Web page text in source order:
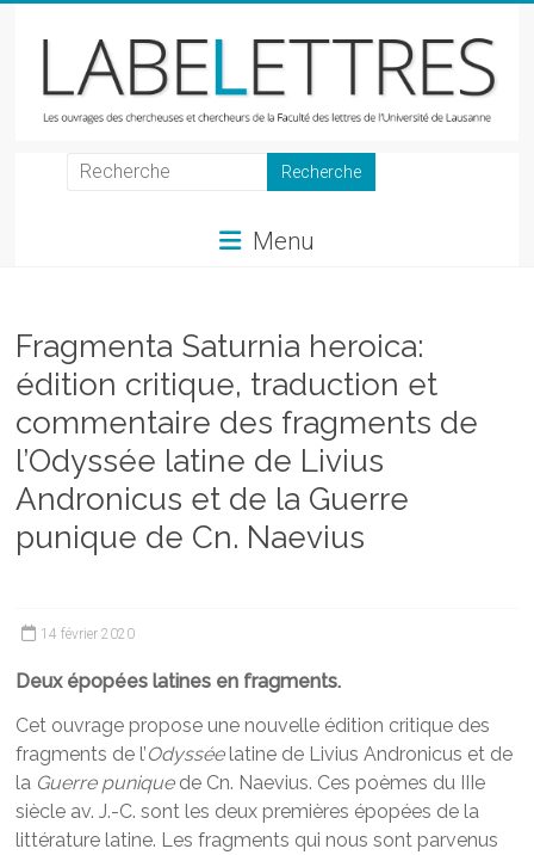
LabeLettres
et
chercheurs
de
la
Faculté
des
lettres
Menu
Fragmenta Saturnia heroica:
édition critique, traduction et
commentaire des fragments de
l’Odyssée latine de Livius
Andronicus et de la Guerre
punique de Cn. Naevius
14 février 2020
Deux épopées latines en fragments.
Cet ouvrage propose une nouvelle édition critique des
fragments de l’Odysséelatine de Livius Andronicus et de
la Guerre puniquede Cn. Naevius. Ces poèmes du IIIe
siècle av. J.-C. sont les deux premières épopées de la
littérature latine. Les fragments qui nous sont parvenus